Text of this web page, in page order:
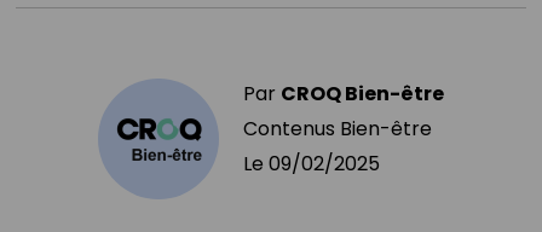
Par CROQ Bien-être
Contenus Bien-être
Le 09/02/2025